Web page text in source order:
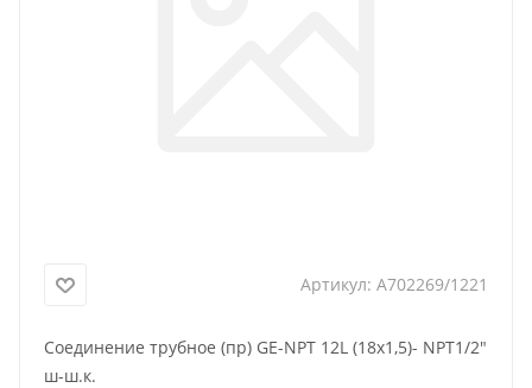
Артикул: A702269/1221
Соединение трубное (пр) GE-NPT 12L (18x1,5)- NPT1/2"
ш-ш.к.